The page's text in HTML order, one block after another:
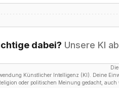
dabei? Unsere KI
Künstlicher Intelligenz (KI). Deine
oder politischen Meinung gedacht,